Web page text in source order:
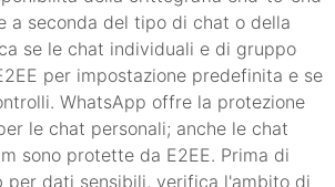
a seconda del tipo di chat o della
se le chat individuali e di gruppo
per impostazione predefinita e se
WhatsApp offre la protezione
le chat personali; anche le chat
sono protette da E2EE. Prima di
per dati sensibili, verifica l'ambito di